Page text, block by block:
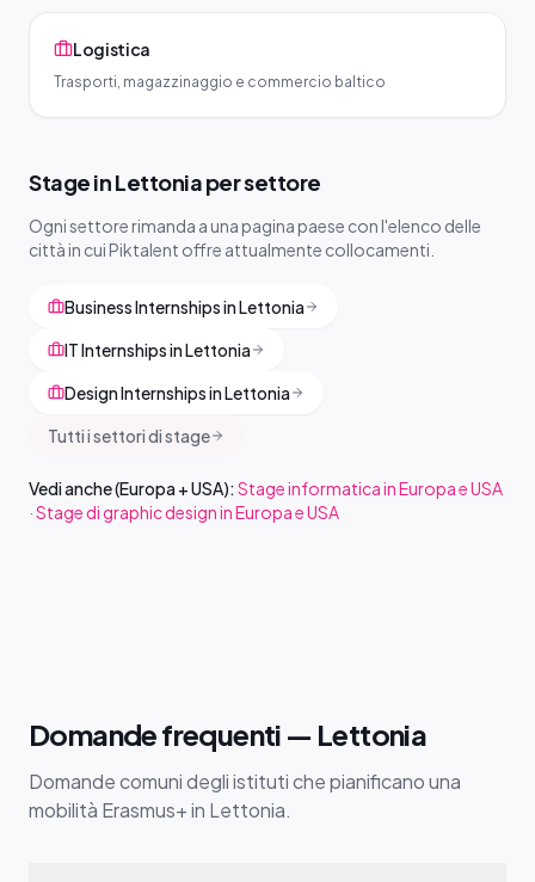
Logistica
Trasporti, magazzinaggio e commercio baltico
Stage in Lettonia per settore
Ogni settore rimanda a una pagina paese con l'elenco delle
città in cui Piktalent offre attualmente collocamenti.
Business Internships in Lettonia
IT Internships in Lettonia
Design Internships in Lettonia
Tutti i settori di stage
Vedi anche (Europa + USA): Stage informatica in Europa e USA
·Stage di graphic design in Europa e USA
Domande frequenti — Lettonia
Domande comuni degli istituti che pianificano una
mobilità Erasmus+ in Lettonia.